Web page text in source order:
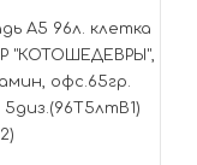
А5 96л. клетка
"КОТОШЕДЕВРЫ",
офс.65гр.
5диз.(96Т5лтВ1)